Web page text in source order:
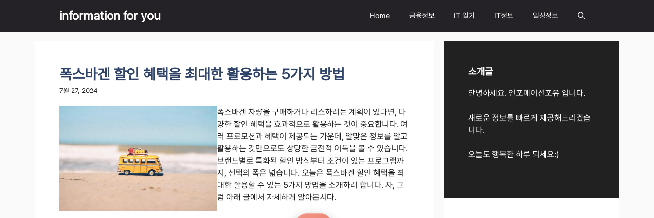
content
information for you Home 금융정보 IT 일기 IT정보 일상정보
폭스바겐 할인 혜택을 최대한 활용하는 5가지 방법
7월 27, 2024
폭스바겐 차량을 구매하거나 리스하려는 계획이 있다면, 다
양한 할인 혜택을 효과적으로 활용하는 것이 중요합니다. 여
러 프로모션과 혜택이 제공되는 가운데, 알맞은 정보를 알고
활용하는 것만으로도 상당한 금전적 이득을 볼 수 있습니다.
브랜드별로 특화된 할인 방식부터 조건이 있는 프로그램까
지, 선택의 폭은 넓습니다. 오늘은 폭스바겐 할인 혜택을 최
대한 활용할 수 있는 5가지 방법을 소개하려 합니다. 자, 그
럼 아래 글에서 자세하게 알아봅시다.
소개글
안녕하세요. 인포메이션포유 입니다.
새로운 정보를 빠르게 제공해드리겠습
니다.
오늘도 행복한 하루 되세요:)